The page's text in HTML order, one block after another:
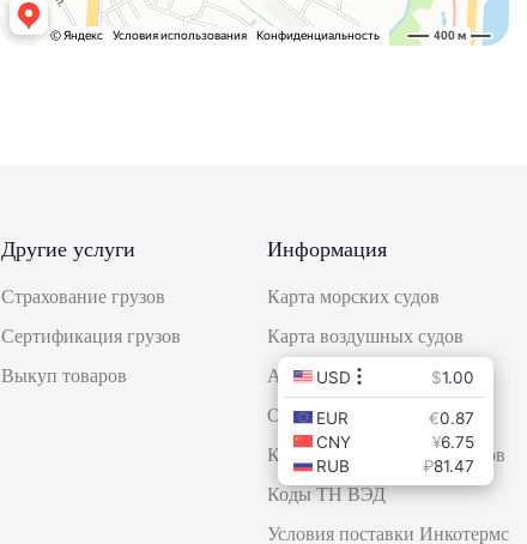
Другие услуги
Страхование грузов
Сертификация грузов
Выкуп товаров
Информация
Карта морских судов
Карта воздушных судов
Акции
Оставить заявку
Классификация контейнеров
Коды ТН ВЭД
Условия поставки Инкотермс